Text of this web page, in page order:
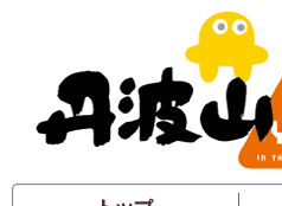
ャ
ン
プ